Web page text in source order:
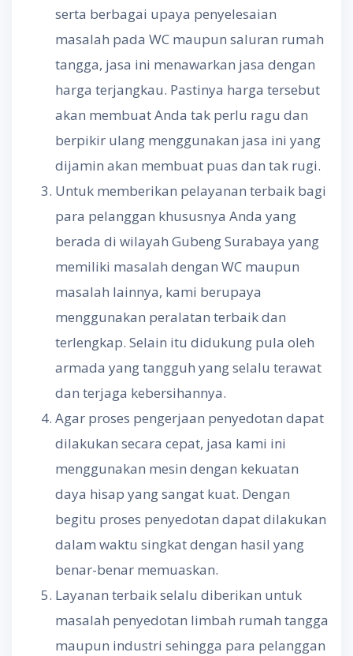
serta berbagai upaya penyelesaian
masalah pada WC maupun saluran rumah
tangga, jasa ini menawarkan jasa dengan
harga terjangkau. Pastinya harga tersebut
akan membuat Anda tak perlu ragu dan
berpikir ulang menggunakan jasa ini yang
dijamin akan membuat puas dan tak rugi.
Untuk memberikan pelayanan terbaik bagi
para pelanggan khususnya Anda yang
berada di wilayah Gubeng Surabaya yang
memiliki masalah dengan WC maupun
masalah lainnya, kami berupaya
menggunakan peralatan terbaik dan
terlengkap. Selain itu didukung pula oleh
armada yang tangguh yang selalu terawat
dan terjaga kebersihannya.
Agar proses pengerjaan penyedotan dapat
dilakukan secara cepat, jasa kami ini
menggunakan mesin dengan kekuatan
daya hisap yang sangat kuat. Dengan
begitu proses penyedotan dapat dilakukan
dalam waktu singkat dengan hasil yang
benar-benar memuaskan.
Layanan terbaik selalu diberikan untuk
masalah penyedotan limbah rumah tangga
maupun industri sehingga para pelanggan